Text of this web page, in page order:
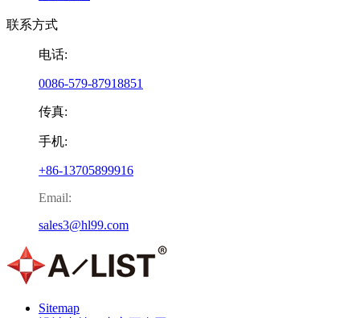
联系方式
电话:
0086-579-87918851
传真:
手机:
+86-13705899916
Email:
sales3@hl99.com
Sitemap